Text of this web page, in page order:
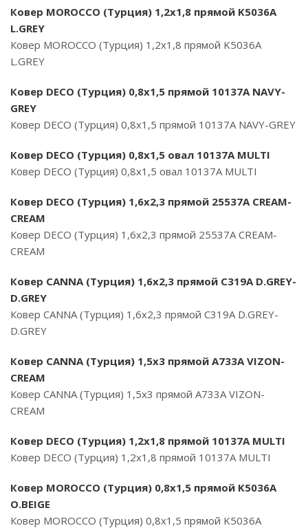
Ковер MOROCCO (Турция) 1,2х1,8 прямой K5036A
L.GREY
Ковер MOROCCO (Турция) 1,2х1,8 прямой K5036A
L.GREY
Ковер DECO (Турция) 0,8х1,5 прямой 10137A NAVY-
GREY
Ковер DECO (Турция) 0,8х1,5 прямой 10137A NAVY-GREY
Ковер DECO (Турция) 0,8х1,5 овал 10137A MULTI
Ковер DECO (Турция) 0,8х1,5 овал 10137A MULTI
Ковер DECO (Турция) 1,6х2,3 прямой 25537A CREAM-
CREAM
Ковер DECO (Турция) 1,6х2,3 прямой 25537A CREAM-
CREAM
Ковер CANNA (Турция) 1,6х2,3 прямой C319A D.GREY-
D.GREY
Ковер CANNA (Турция) 1,6х2,3 прямой C319A D.GREY-
D.GREY
Ковер CANNA (Турция) 1,5х3 прямой A733A VIZON-
CREAM
Ковер CANNA (Турция) 1,5х3 прямой A733A VIZON-
CREAM
Ковер DECO (Турция) 1,2х1,8 прямой 10137A MULTI
Ковер DECO (Турция) 1,2х1,8 прямой 10137A MULTI
Ковер MOROCCO (Турция) 0,8х1,5 прямой K5036A
O.BEIGE
Ковер MOROCCO (Турция) 0,8х1,5 прямой K5036A